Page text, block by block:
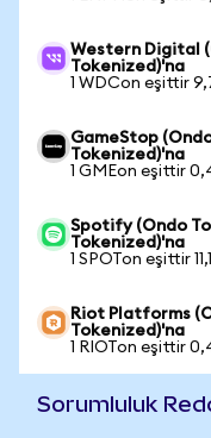
Western Digital
Tokenized)'na
1 WDCon eşittir
GameStop
Tokenized)'na
1 GMEon eşittir
Spotify (Ondo
Tokenized)'na
1 SPOTon eşittir
Riot Platforms
Tokenized)'na
1 RIOTon eşittir
Sorumluluk